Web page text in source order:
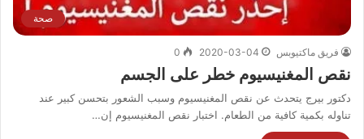
صحة
فريق ماكتيوبس 2020-03-04
0
نقص المغنيسيوم خطر على الجسم
دكتور بيرج يتحدث عن نقص المغنيسيوم وسبب الشعور بتحسن كبير عند
تناوله بكمية كافية من الطعام. اختبار نقص المغنيسيوم إن…